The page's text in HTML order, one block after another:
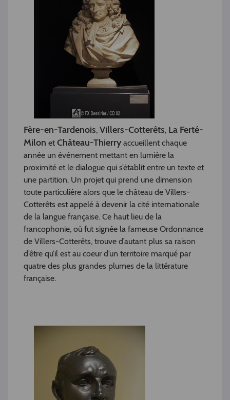
Fère-en-Tardenois, Villers-Cotterêts, La Ferté-
Milon et Château-Thierry accueillent chaque
année un événement mettant en lumière la
proximité et le dialogue qui s’établit entre un texte et
une partition. Un projet qui prend une dimension
toute particulière alors que le château de Villers-
Cotterêts est appelé à devenir la cité internationale
de la langue française. Ce haut lieu de la
francophonie, où fut signée la fameuse Ordonnance
de Villers-Cotterêts, trouve d’autant plus sa raison
d’être qu’il est au coeur d’un territoire marqué par
quatre des plus grandes plumes de la littérature
française.